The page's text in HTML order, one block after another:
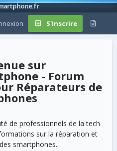
S'inscrire
- Forum
Réparateurs de
de professionnels de la tech
sur la réparation et
smartphones.